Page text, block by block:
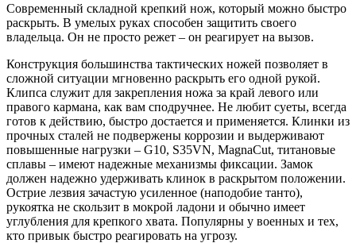
Современный складной крепкий нож, который можно быстро
раскрыть. В умелых руках способен защитить своего
владельца. Он не просто режет – он реагирует на вызов.
Конструкция большинства тактических ножей позволяет в
сложной ситуации мгновенно раскрыть его одной рукой.
Клипса служит для закрепления ножа за край левого или
правого кармана, как вам сподручнее. Не любит суеты, всегда
готов к действию, быстро достается и применяется. Клинки из
прочных сталей не подвержены коррозии и выдерживают
повышенные нагрузки – G10, S35VN, MagnaCut, титановые
сплавы – имеют надежные механизмы фиксации. Замок
должен надежно удерживать клинок в раскрытом положении.
Острие лезвия зачастую усиленное (наподобие танто),
рукоятка не скользит в мокрой ладони и обычно имеет
углубления для крепкого хвата. Популярны у военных и тех,
кто привык быстро реагировать на угрозу.